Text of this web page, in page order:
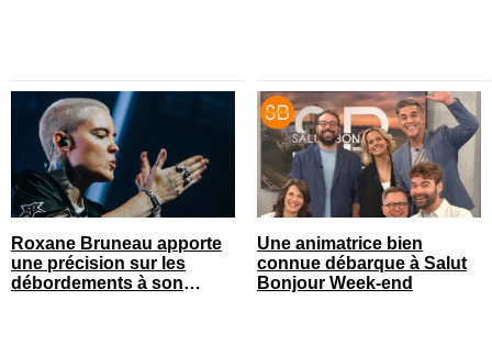
Roxane Bruneau apporte
une précision sur les
débordements à son
Une animatrice bien
connue débarque à Salut
Bonjour Week-end